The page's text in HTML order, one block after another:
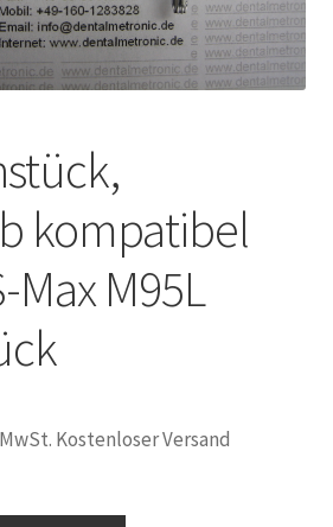
kompatibel
Max M95L
Kostenloser Versand